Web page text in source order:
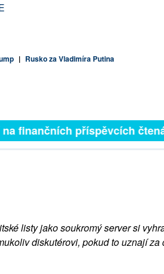
| Rusko za Vladimíra Putina
finančních příspěvcích
listy jako soukromý server si
diskutérovi, pokud to uznají za